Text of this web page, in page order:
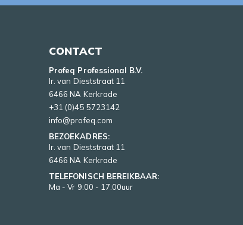
CONTACT
Profeq Professional B.V.
Ir. van Dieststraat 11
6466 NA Kerkrade
+31 (0)45 5723142
info@profeq.com
BEZOEKADRES:
Ir. van Dieststraat 11
6466 NA Kerkrade
TELEFONISCH BEREIKBAAR:
Ma - Vr 9:00 - 17:00uur